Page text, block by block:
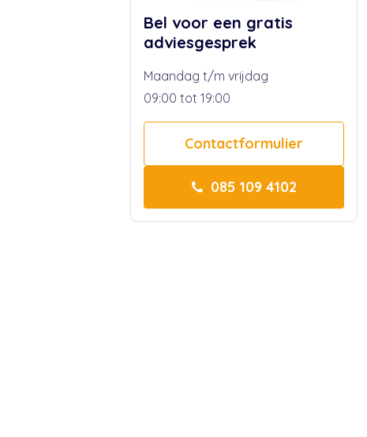
Bel voor een gratis
adviesgesprek
Maandag t/m vrijdag
09:00 tot 19:00
Contactformulier
085 109 4102